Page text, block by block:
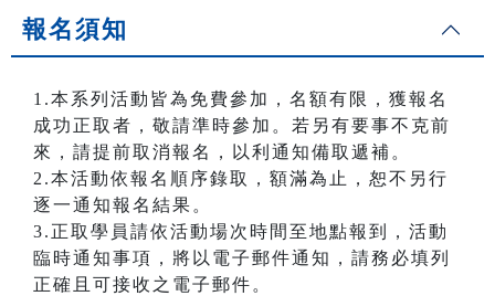
報名須知
1.本系列活動皆為免費參加，名額有限，獲報名
成功正取者，敬請準時參加。若另有要事不克前
來，請提前取消報名，以利通知備取遞補。
2.本活動依報名順序錄取，額滿為止，恕不另行
逐一通知報名結果。
3.正取學員請依活動場次時間至地點報到，活動
臨時通知事項，將以電子郵件通知，請務必填列
正確且可接收之電子郵件。